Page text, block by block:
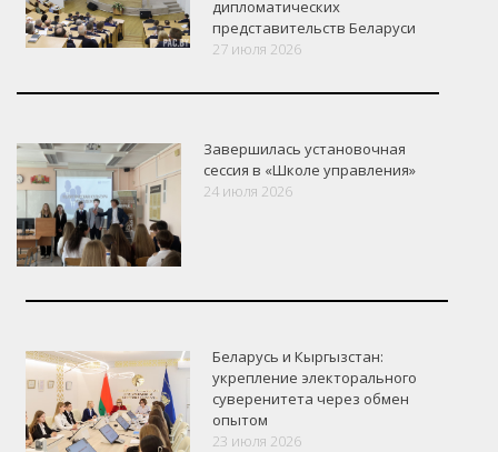
VK Google+ Facebook
дипломатических
представительств Беларуси
27 июля 2026
Завершилась установочная
сессия в «Школе управления»
24 июля 2026
Беларусь и Кыргызстан:
укрепление электорального
суверенитета через обмен
опытом
23 июля 2026